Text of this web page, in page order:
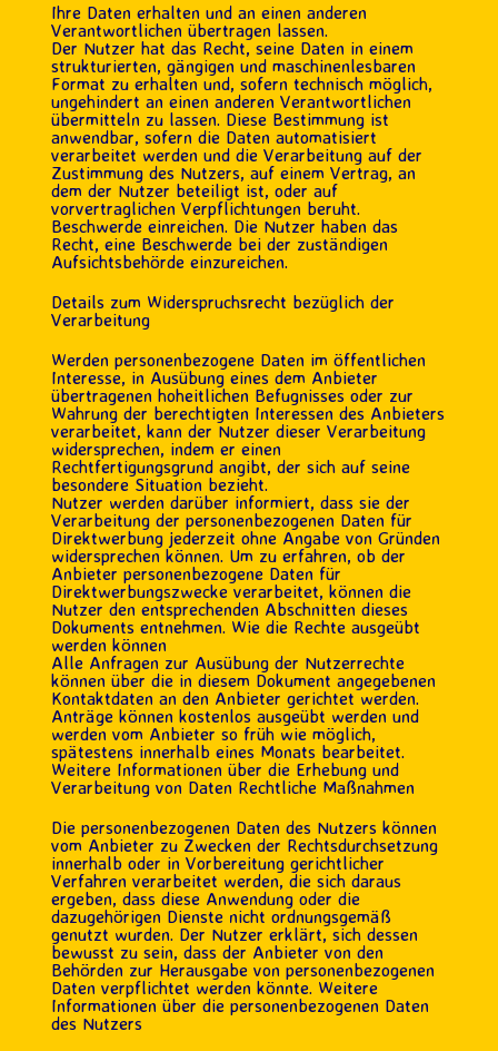
Ihre Daten erhalten und an einen anderen
Verantwortlichen übertragen lassen.
Der Nutzer hat das Recht, seine Daten in einem
strukturierten, gängigen und maschinenlesbaren
Format zu erhalten und, sofern technisch möglich,
ungehindert an einen anderen Verantwortlichen
übermitteln zu lassen. Diese Bestimmung ist
anwendbar, sofern die Daten automatisiert
verarbeitet werden und die Verarbeitung auf der
Zustimmung des Nutzers, auf einem Vertrag, an
dem der Nutzer beteiligt ist, oder auf
vorvertraglichen Verpflichtungen beruht.
Beschwerde einreichen. Die Nutzer haben das
Recht, eine Beschwerde bei der zuständigen
Aufsichtsbehörde einzureichen.
Details zum Widerspruchsrecht bezüglich der
Verarbeitung
Werden personenbezogene Daten im öffentlichen
Interesse, in Ausübung eines dem Anbieter
übertragenen hoheitlichen Befugnisses oder zur
Wahrung der berechtigten Interessen des Anbieters
verarbeitet, kann der Nutzer dieser Verarbeitung
widersprechen, indem er einen
Rechtfertigungsgrund angibt, der sich auf seine
besondere Situation bezieht.
Nutzer werden darüber informiert, dass sie der
Verarbeitung der personenbezogenen Daten für
Direktwerbung jederzeit ohne Angabe von Gründen
widersprechen können. Um zu erfahren, ob der
Anbieter personenbezogene Daten für
Direktwerbungszwecke verarbeitet, können die
Nutzer den entsprechenden Abschnitten dieses
Dokuments entnehmen. Wie die Rechte ausgeübt
werden können
Alle Anfragen zur Ausübung der Nutzerrechte
können über die in diesem Dokument angegebenen
Kontaktdaten an den Anbieter gerichtet werden.
Anträge können kostenlos ausgeübt werden und
werden vom Anbieter so früh wie möglich,
spätestens innerhalb eines Monats bearbeitet.
Weitere Informationen über die Erhebung und
Verarbeitung von Daten Rechtliche Maßnahmen
Die personenbezogenen Daten des Nutzers können
vom Anbieter zu Zwecken der Rechtsdurchsetzung
innerhalb oder in Vorbereitung gerichtlicher
Verfahren verarbeitet werden, die sich daraus
ergeben, dass diese Anwendung oder die
dazugehörigen Dienste nicht ordnungsgemäß
genutzt wurden. Der Nutzer erklärt, sich dessen
bewusst zu sein, dass der Anbieter von den
Behörden zur Herausgabe von personenbezogenen
Daten verpflichtet werden könnte. Weitere
Informationen über die personenbezogenen Daten
des Nutzers